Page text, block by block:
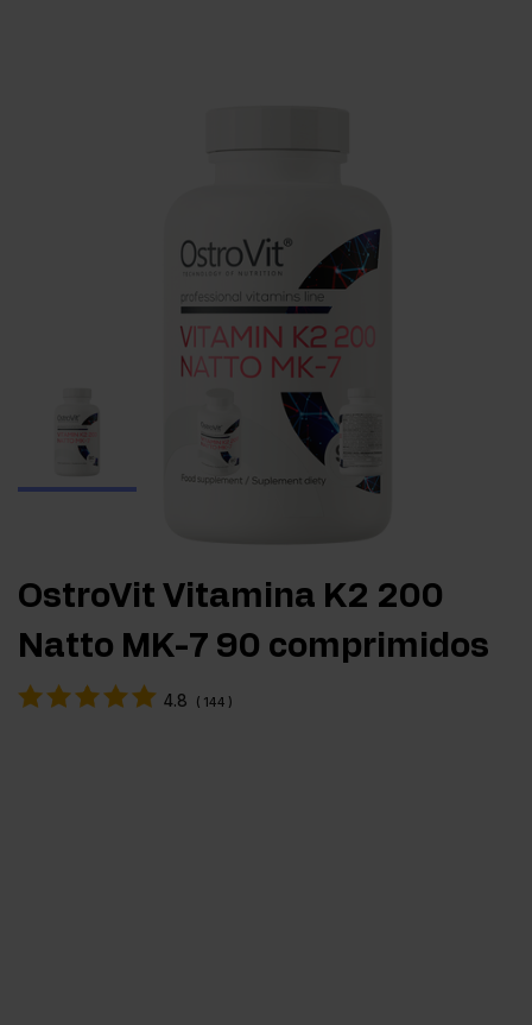
OstroVit Vitamina K2 200
Natto MK-7 90 comprimidos
4.8 ( 144 )